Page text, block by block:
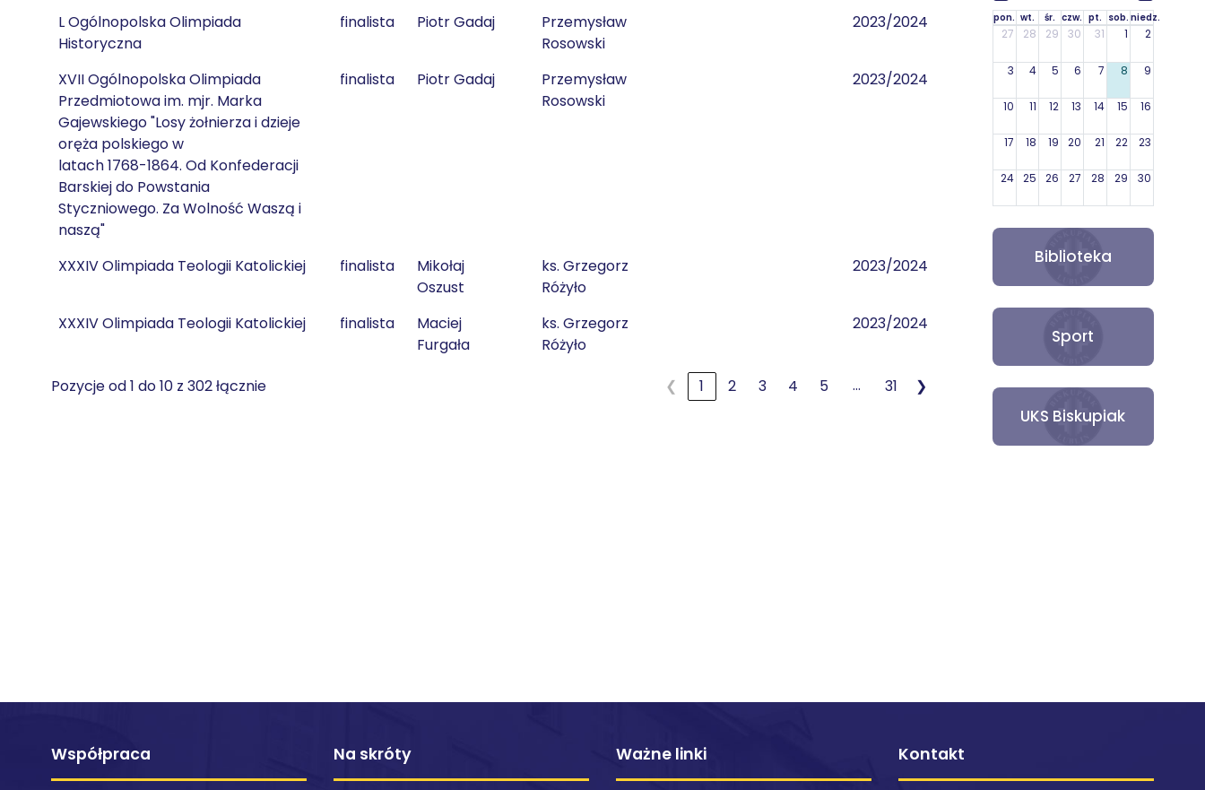
L Ogólnopolska Olimpiada
Historyczna
finalista Piotr Gadaj
Przemysław
Rosowski
2023/2024
XVII Ogólnopolska Olimpiada
Przedmiotowa im. mjr. Marka
Gajewskiego "Losy żołnierza i dzieje
oręża polskiego w
latach 1768-1864. Od Konfederacji
Barskiej do Powstania
Styczniowego. Za Wolność Waszą i
naszą"
finalista Piotr Gadaj
Przemysław
Rosowski
2023/2024
XXXIV Olimpiada Teologii Katolickiej finalista
Mikołaj
Oszust
ks. Grzegorz
Różyło
2023/2024
XXXIV Olimpiada Teologii Katolickiej finalista
Maciej
Furgała
ks. Grzegorz
Różyło
2023/2024
Pozycje od 1 do 10 z 302 łącznie ❮ 1 2 3 4 5 … 31 ❯
pon. wt. śr. czw. pt. sob. niedz.
27 28 29 30 31 1 2
3 4 5 6 7 8 9
10 11 12 13 14 15 16
17 18 19 20 21 22 23
24 25 26 27 28 29 30
Biblioteka
Sport
UKS Biskupiak
Współpraca Na skróty Ważne linki Kontakt